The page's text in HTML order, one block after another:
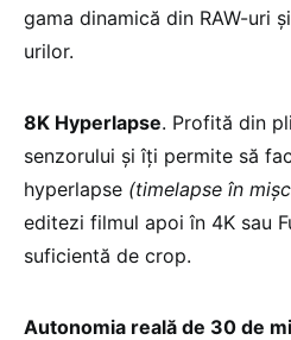
gama dinamică din RAW-uri
urilor.
8K Hyperlapse. Profită din
senzorului și îți permite să
hyperlapse (timelapse în
editezi filmul apoi în 4K sau
suficientă de crop.
Autonomia reală de 30 de